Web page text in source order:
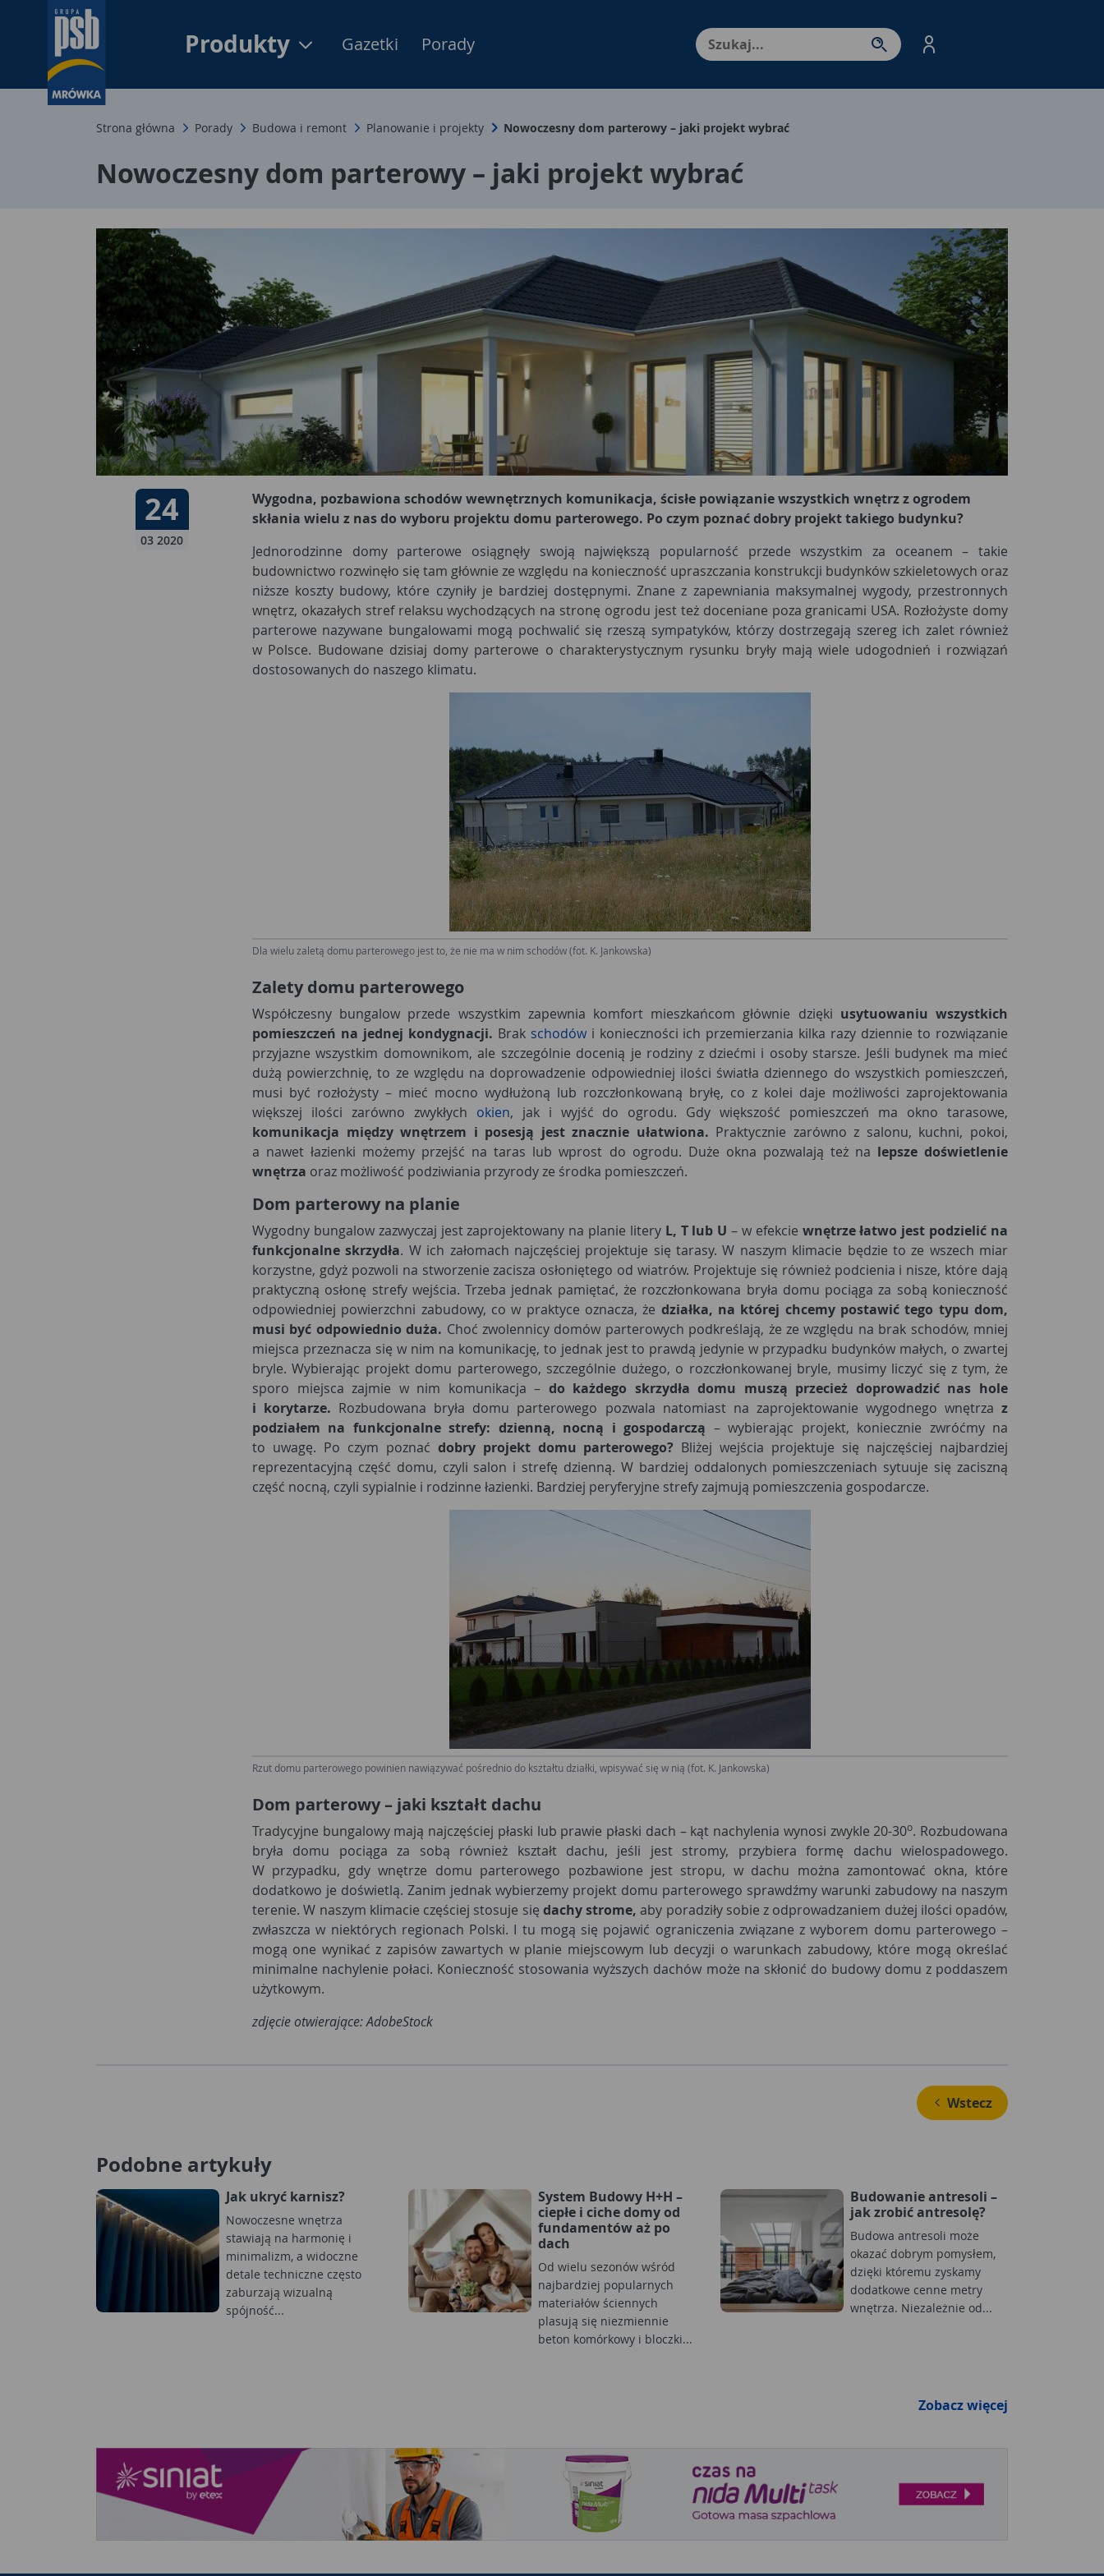
Produkty Menu Produktów, nawigacja: Enter - przejdź do strony produktów. Spacja – otwórz/
Gazetki Porady
Strona główna Porady Budowa i remont Planowanie i projekty Nowoczesny dom parterowy – jaki projekt wybrać
Nowoczesny dom parterowy – jaki projekt wybrać
Data publikacji: 24 03 2020
24
03 2020
Wygodna, pozbawiona schodów wewnętrznych komunikacja, ścisłe powiązanie wszystkich wnętrz z ogrodem
skłania wielu z nas do wyboru projektu domu parterowego. Po czym poznać dobry projekt takiego budynku?
Jednorodzinne domy parterowe osiągnęły swoją największą popularność przede wszystkim za oceanem – takie
budownictwo rozwinęło się tam głównie ze względu na konieczność upraszczania konstrukcji budynków szkieletowych oraz
niższe koszty budowy, które czyniły je bardziej dostępnymi. Znane z zapewniania maksymalnej wygody, przestronnych
wnętrz, okazałych stref relaksu wychodzących na stronę ogrodu jest też doceniane poza granicami USA. Rozłożyste domy
parterowe nazywane bungalowami mogą pochwalić się rzeszą sympatyków, którzy dostrzegają szereg ich zalet również
w Polsce. Budowane dzisiaj domy parterowe o charakterystycznym rysunku bryły mają wiele udogodnień i rozwiązań
dostosowanych do naszego klimatu.
Dla wielu zaletą domu parterowego jest to, że nie ma w nim schodów (fot. K. Jankowska)
Zalety domu parterowego
Współczesny bungalow przede wszystkim zapewnia komfort mieszkańcom głównie dzięki usytuowaniu wszystkich
pomieszczeń na jednej kondygnacji. Brak schodówi konieczności ich przemierzania kilka razy dziennie to rozwiązanie
przyjazne wszystkim domownikom, ale szczególnie docenią je rodziny z dziećmi i osoby starsze. Jeśli budynek ma mieć
dużą powierzchnię, to ze względu na doprowadzenie odpowiedniej ilości światła dziennego do wszystkich pomieszczeń,
musi być rozłożysty – mieć mocno wydłużoną lub rozczłonkowaną bryłę, co z kolei daje możliwości zaprojektowania
większej ilości zarówno zwykłych okien, jak i wyjść do ogrodu. Gdy większość pomieszczeń ma okno tarasowe,
komunikacja między wnętrzem i posesją jest znacznie ułatwiona. Praktycznie zarówno z salonu, kuchni, pokoi,
a nawet łazienki możemy przejść na taras lub wprost do ogrodu. Duże okna pozwalają też na lepsze doświetlenie
wnętrza oraz możliwość podziwiania przyrody ze środka pomieszczeń.
Dom parterowy na planie
Wygodny bungalow zazwyczaj jest zaprojektowany na planie literyL, T lub U – w efekcie wnętrze łatwo jest podzielić na
funkcjonalne skrzydła. W ich załomach najczęściej projektuje się tarasy. W naszym klimacie będzie to ze wszech miar
korzystne, gdyż pozwoli na stworzenie zacisza osłoniętego od wiatrów. Projektuje się również podcienia i nisze, które dają
praktyczną osłonę strefy wejścia. Trzeba jednak pamiętać, że rozczłonkowana bryła domu pociąga za sobą konieczność
odpowiedniej powierzchni zabudowy, co w praktyce oznacza, że działka, na której chcemy postawić tego typu dom,
musi być odpowiednio duża. Choć zwolennicy domów parterowych podkreślają, że ze względu na brak schodów, mniej
miejsca przeznacza się w nim na komunikację, to jednak jest to prawdą jedynie w przypadku budynków małych, o zwartej
bryle. Wybierając projekt domu parterowego, szczególnie dużego, o rozczłonkowanej bryle, musimy liczyć się z tym, że
sporo miejsca zajmie w nim komunikacja – do każdego skrzydła domu muszą przecież doprowadzić nas hole
i korytarze. Rozbudowana bryła domu parterowego pozwala natomiast na zaprojektowanie wygodnego wnętrzaz
podziałem na funkcjonalne strefy: dzienną, nocną i gospodarczą – wybierając projekt, koniecznie zwróćmy na
to uwagę. Po czym poznać dobry projekt domu parterowego? Bliżej wejścia projektuje się najczęściej najbardziej
reprezentacyjną część domu, czyli salon i strefę dzienną. W bardziej oddalonych pomieszczeniach sytuuje się zaciszną
część nocną, czyli sypialnie i rodzinne łazienki. Bardziej peryferyjne strefy zajmują pomieszczenia gospodarcze.
Rzut domu parterowego powinien nawiązywać pośrednio do kształtu działki, wpisywać się w nią (fot. K. Jankowska)
Dom parterowy – jaki kształt dachu
Tradycyjne bungalowy mają najczęściej płaski lub prawie płaski dach – kąt nachylenia wynosi zwykle 20-30o. Rozbudowana
bryła domu pociąga za sobą również kształt dachu, jeśli jest stromy, przybiera formę dachu wielospadowego.
W przypadku, gdy wnętrze domu parterowego pozbawione jest stropu, w dachu można zamontować okna, które
dodatkowo je doświetlą. Zanim jednak wybierzemy projekt domu parterowego sprawdźmy warunki zabudowy na naszym
terenie. W naszym klimacie częściej stosuje się dachy strome, aby poradziły sobie z odprowadzaniem dużej ilości opadów,
zwłaszcza w niektórych regionach Polski. I tu mogą się pojawić ograniczenia związane z wyborem domu parterowego –
mogą one wynikać z zapisów zawartych w planie miejscowym lub decyzji o warunkach zabudowy, które mogą określać
minimalne nachylenie połaci. Konieczność stosowania wyższych dachów może na skłonić do budowy domu z poddaszem
użytkowym.
zdjęcie otwierające: AdobeStock
Wstecz
Podobne artykuły
Jak ukryć karnisz?
Nowoczesne wnętrza
stawiają na harmonię i
minimalizm, a widoczne
detale techniczne często
zaburzają wizualną
spójność...
System Budowy H+H –
ciepłe i ciche domy od
fundamentów aż po
dach
Od wielu sezonów wśród
najbardziej popularnych
materiałów ściennych
plasują się niezmiennie
beton komórkowy i bloczki...
Budowanie antresoli –
jak zrobić antresolę?
Budowa antresoli może
okazać dobrym pomysłem,
dzięki któremu zyskamy
dodatkowe cenne metry
wnętrza. Niezależnie od...
Zobacz więcej